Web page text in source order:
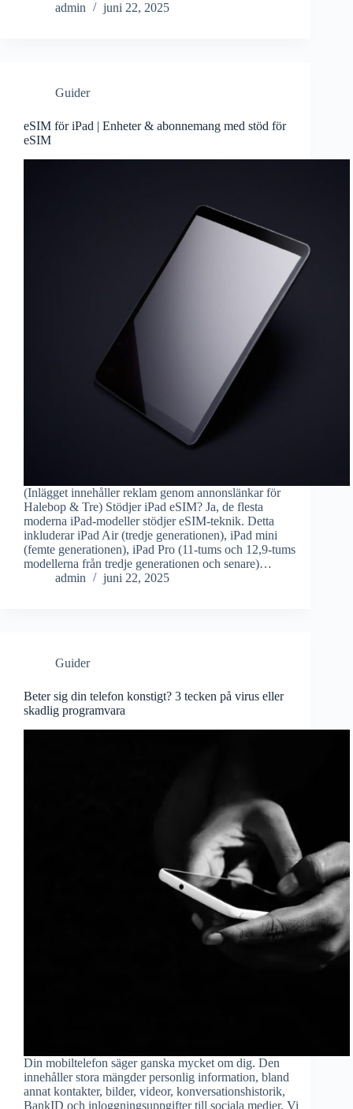
admin
juni 22, 2025
Guider
eSIM för iPad | Enheter & abonnemang med stöd för
eSIM
(Inlägget innehåller reklam genom annonslänkar för
Halebop & Tre) Stödjer iPad eSIM? Ja, de flesta
moderna iPad-modeller stödjer eSIM-teknik. Detta
inkluderar iPad Air (tredje generationen), iPad mini
(femte generationen), iPad Pro (11-tums och 12,9-tums
modellerna från tredje generationen och senare)…
admin
juni 22, 2025
Guider
Beter sig din telefon konstigt? 3 tecken på virus eller
skadlig programvara
Din mobiltelefon säger ganska mycket om dig. Den
innehåller stora mängder personlig information, bland
annat kontakter, bilder, videor, konversationshistorik,
BankID och inloggningsuppgifter till sociala medier. Vi